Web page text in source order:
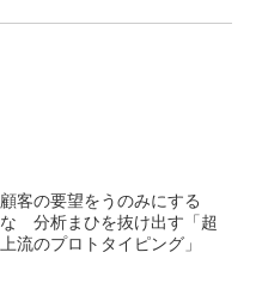
顧客の要望をうのみにする
な 分析まひを抜け出す「超
上流のプロトタイピング」